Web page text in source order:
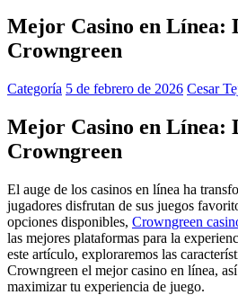
Mejor Casino en Línea:
Crowngreen
Categoría 5 de febrero de 2026 Cesar
Mejor Casino en Línea:
Crowngreen
El auge de los casinos en línea ha
jugadores disfrutan de sus juegos
opciones disponibles, Crowngreen
las mejores plataformas para la
este artículo, exploraremos las
Crowngreen el mejor casino en línea,
maximizar tu experiencia de juego.